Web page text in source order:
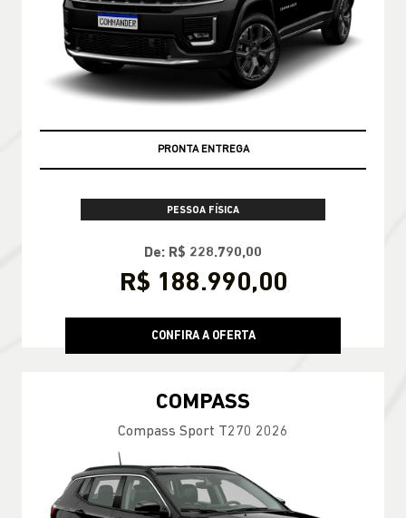
PRONTA ENTREGA
PESSOA FÍSICA
De: R$ 228.790,00
R$ 188.990,00
CONFIRA A OFERTA
COMPASS
Compass Sport T270 2026